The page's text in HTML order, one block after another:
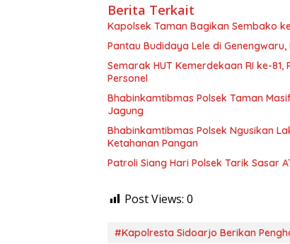
Berita Terkait
Kapolsek Taman Bagikan Sembako
Pantau Budidaya Lele di
Semarak HUT Kemerdekaan RI ke-
Personel
Bhabinkamtibmas Polsek Taman
Jagung
Bhabinkamtibmas Polsek Ngusikan
Ketahanan Pangan
Patroli Siang Hari Polsek Tarik Sasar
Post Views: 0
#Kapolresta Sidoarjo Berikan